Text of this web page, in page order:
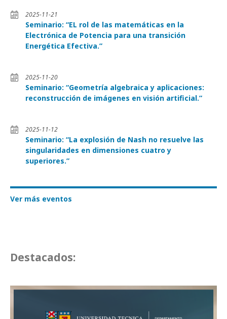
2025-11-21
Seminario: “EL rol de las matemáticas en la
Electrónica de Potencia para una transición
Energética Efectiva.”
2025-11-20
Seminario: “Geometría algebraica y aplicaciones:
reconstrucción de imágenes en visión artificial.”
2025-11-12
Seminario: “La explosión de Nash no resuelve las
singularidades en dimensiones cuatro y
superiores.”
Ver más eventos
Destacados: